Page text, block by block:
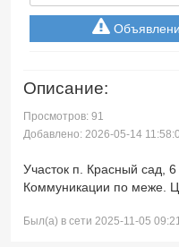
Описание:
Просмотров: 91
Добавлено: 2026-05-14
Участок п. Красный сад,
Коммуникации по меже.
Был(а) в сети 2025-11-05